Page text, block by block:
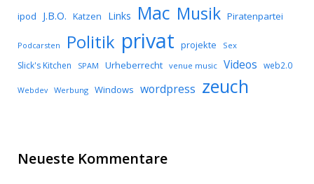
ipod J.B.O. Katzen Links Mac Musik Piratenpartei
Podcarsten Politik privat projekte Sex
Slick's Kitchen SPAM Urheberrecht venue music Videos web2.0
Webdev Werbung Windows wordpress zeuch
Neueste Kommentare